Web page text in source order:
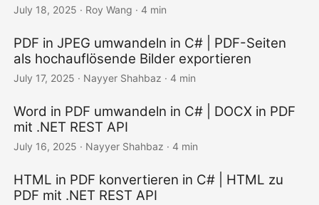
July 18, 2025 · Roy Wang · 4 min
PDF in JPEG umwandeln in C# | PDF-Seiten
als hochauflösende Bilder exportieren
July 17, 2025 · Nayyer Shahbaz · 4 min
Word in PDF umwandeln in C# | DOCX in PDF
mit .NET REST API
July 16, 2025 · Nayyer Shahbaz · 4 min
HTML in PDF konvertieren in C# | HTML zu
PDF mit .NET REST API